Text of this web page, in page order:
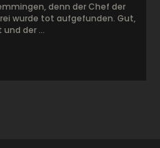
denn der Chef der
wurde tot aufgefunden. Gut,
der ...